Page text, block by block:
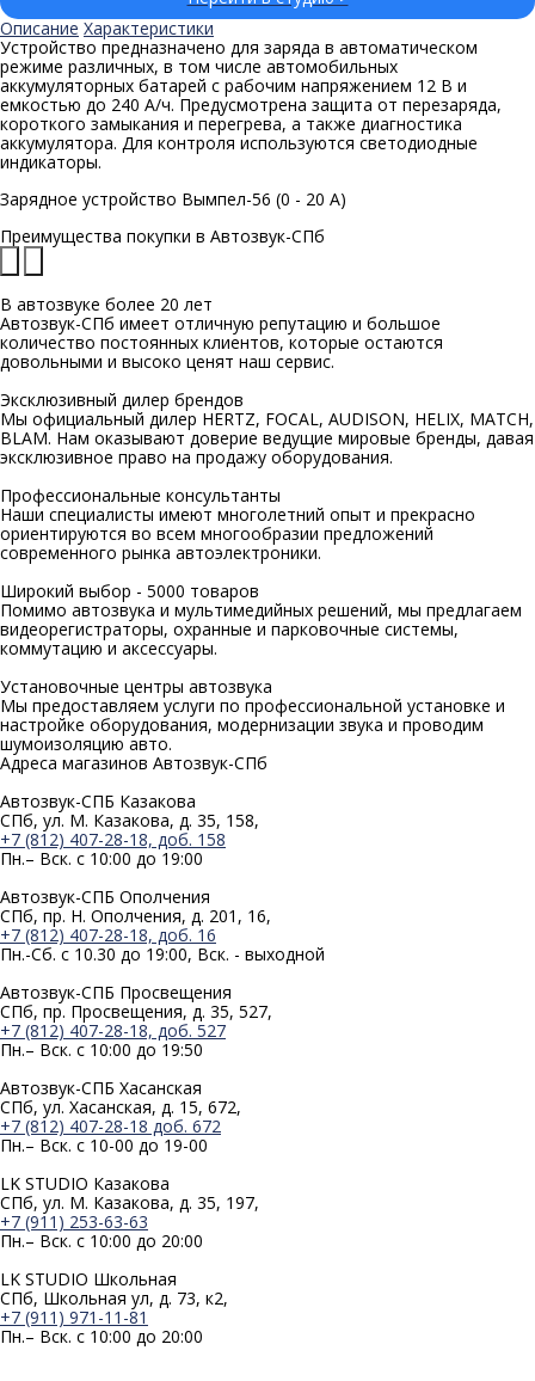
Описание Характеристики
Устройство предназначено для заряда в автоматическом
режиме различных, в том числе автомобильных
аккумуляторных батарей с рабочим напряжением 12 В и
емкостью до 240 А/ч. Предусмотрена защита от перезаряда,
короткого замыкания и перегрева, а также диагностика
аккумулятора. Для контроля используются светодиодные
индикаторы.
Зарядное устройство Вымпел-56 (0 - 20 А)
Преимущества покупки в Автозвук-СПб
В автозвуке более 20 лет
Автозвук-СПб имеет отличную репутацию и большое
количество постоянных клиентов, которые остаются
довольными и высоко ценят наш сервис.
Эксклюзивный дилер брендов
Мы официальный дилер HERTZ, FOCAL, AUDISON, HELIX, MATCH,
BLAM. Нам оказывают доверие ведущие мировые бренды, давая
эксклюзивное право на продажу оборудования.
Профессиональные консультанты
Наши специалисты имеют многолетний опыт и прекрасно
ориентируются во всем многообразии предложений
современного рынка автоэлектроники.
Широкий выбор - 5000 товаров
Помимо автозвука и мультимедийных решений, мы предлагаем
видеорегистраторы, охранные и парковочные системы,
коммутацию и аксессуары.
Установочные центры автозвука
Мы предоставляем услуги по профессиональной установке и
настройке оборудования, модернизации звука и проводим
шумоизоляцию авто.
Адреса магазинов Автозвук-СПб
Автозвук-СПБ Казакова
СПб, ул. М. Казакова, д. 35, 158,
+7 (812) 407-28-18, доб. 158
Пн.– Вск. с 10:00 до 19:00
Автозвук-СПБ Ополчения
СПб, пр. Н. Ополчения, д. 201, 16,
+7 (812) 407-28-18, доб. 16
Пн.-Сб. с 10.30 до 19:00, Вск. - выходной
Автозвук-СПБ Просвещения
СПб, пр. Просвещения, д. 35, 527,
+7 (812) 407-28-18, доб. 527
Пн.– Вск. с 10:00 до 19:50
Автозвук-СПБ Хасанская
СПб, ул. Хасанская, д. 15, 672,
+7 (812) 407-28-18 доб. 672
Пн.– Вск. с 10-00 до 19-00
LK STUDIO Казакова
СПб, ул. М. Казакова, д. 35, 197,
+7 (911) 253-63-63
Пн.– Вск. с 10:00 до 20:00
LK STUDIO Школьная
СПб, Школьная ул, д. 73, к2,
+7 (911) 971-11-81
Пн.– Вск. с 10:00 до 20:00